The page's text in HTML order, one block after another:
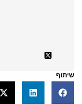
שיתוף